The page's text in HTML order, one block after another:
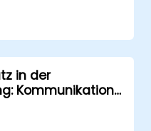
in der
Kommunikation,